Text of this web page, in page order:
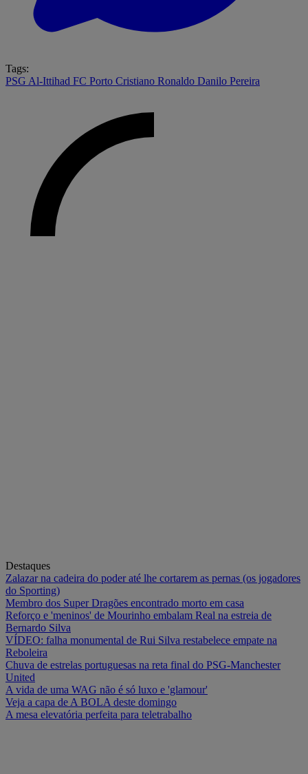
Tags:
PSG Al-Ittihad FC Porto Cristiano Ronaldo Danilo Pereira
Destaques
Zalazar na cadeira do poder até lhe cortarem as pernas (os jogadores
do Sporting)
Membro dos Super Dragões encontrado morto em casa
Reforço e 'meninos' de Mourinho embalam Real na estreia de
Bernardo Silva
VÍDEO: falha monumental de Rui Silva restabelece empate na
Reboleira
Chuva de estrelas portuguesas na reta final do PSG-Manchester
United
A vida de uma WAG não é só luxo e 'glamour'
Veja a capa de A BOLA deste domingo
A mesa elevatória perfeita para teletrabalho